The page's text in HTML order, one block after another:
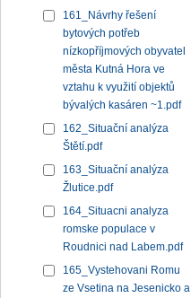
161_Návrhy řešení
bytových potřeb
nízkopříjmových obyvatel
města Kutná Hora ve
vztahu k využití objektů
bývalých kasáren ~1.pdf
162_Situační analýza
Štětí.pdf
163_Situační analýza
Žlutice.pdf
164_Situacni analyza
romske populace v
Roudnici nad Labem.pdf
165_Vystehovani Romu
ze Vsetina na Jesenicko a